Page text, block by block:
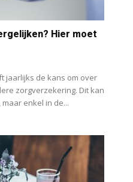
Hier moet
jaarlijks de kans om over
zorgverzekering. Dit kan
enkel in de...